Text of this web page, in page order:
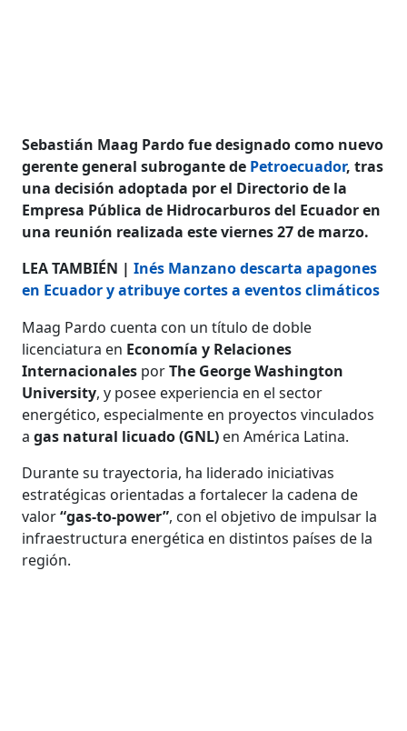
Sebastián Maag Pardo fue designado como nuevo
gerente general subrogante de Petroecuador, tras
una decisión adoptada por el Directorio de la
Empresa Pública de Hidrocarburos del Ecuador en
una reunión realizada este viernes 27 de marzo.
LEA TAMBIÉN |Inés Manzano descarta apagones
en Ecuador y atribuye cortes a eventos climáticos
Maag Pardo cuenta con un título de doble
licenciatura en Economía y Relaciones
Internacionales porThe George Washington
University, y posee experiencia en el sector
energético, especialmente en proyectos vinculados
agas natural licuado (GNL) en América Latina.
Durante su trayectoria, ha liderado iniciativas
estratégicas orientadas a fortalecer la cadena de
valor“gas-to-power”, con el objetivo de impulsar la
infraestructura energética en distintos países de la
región.